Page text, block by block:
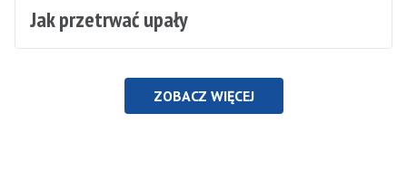
Jak przetrwać upały
ZOBACZ WIĘCEJ